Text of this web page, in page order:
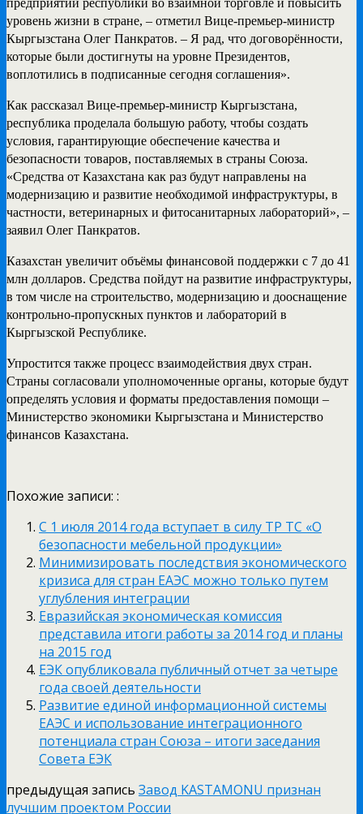
уровень жизни в стране, – отметил Вице-премьер-министр
Кыргызстана Олег Панкратов. – Я рад, что договорённости,
которые были достигнуты на уровне Президентов,
воплотились в подписанные сегодня соглашения».
Как рассказал Вице-премьер-министр Кыргызстана,
республика проделала большую работу, чтобы создать
условия, гарантирующие обеспечение качества и
безопасности товаров, поставляемых в страны Союза.
«Средства от Казахстана как раз будут направлены на
модернизацию и развитие необходимой инфраструктуры, в
частности, ветеринарных и фитосанитарных лабораторий», –
заявил Олег Панкратов.
Казахстан увеличит объёмы финансовой поддержки с 7 до 41
млн долларов. Средства пойдут на развитие инфраструктуры,
в том числе на строительство, модернизацию и дооснащение
контрольно-пропускных пунктов и лабораторий в
Кыргызской Республике.
Упростится также процесс взаимодействия двух стран.
Страны согласовали уполномоченные органы, которые будут
определять условия и форматы предоставления помощи –
Министерство экономики Кыргызстана и Министерство
финансов Казахстана.
Похожие записи: :
С 1 июля 2014 года вступает в силу ТР ТС «О
безопасности мебельной продукции»
Минимизировать последствия экономического
кризиса для стран ЕАЭС можно только путем
углубления интеграции
Евразийская экономическая комиссия
представила итоги работы за 2014 год и планы
на 2015 год
ЕЭК опубликовала публичный отчет за четыре
года своей деятельности
Развитие единой информационной системы
ЕАЭС и использование интеграционного
потенциала стран Союза – итоги заседания
Совета ЕЭК
предыдущая запись Завод KASTAMONU признан
лучшим проектом России